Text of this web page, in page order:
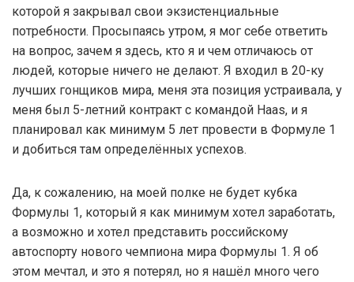
которой я закрывал свои экзистенциальные
потребности. Просыпаясь утром, я мог себе ответить
на вопрос, зачем я здесь, кто я и чем отличаюсь от
людей, которые ничего не делают. Я входил в 20-ку
лучших гонщиков мира, меня эта позиция устраивала, у
меня был 5-летний контракт с командой Haas, и я
планировал как минимум 5 лет провести в Формуле 1
и добиться там определённых успехов.
Да, к сожалению, на моей полке не будет кубка
Формулы 1, который я как минимум хотел заработать,
а возможно и хотел представить российскому
автоспорту нового чемпиона мира Формулы 1. Я об
этом мечтал, и это я потерял, но я нашёл много чего